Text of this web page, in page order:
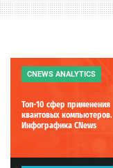
CNEWS ANALYTICS
Топ-10 сфер применения
квантовых компьютеров.
Инфографика CNews